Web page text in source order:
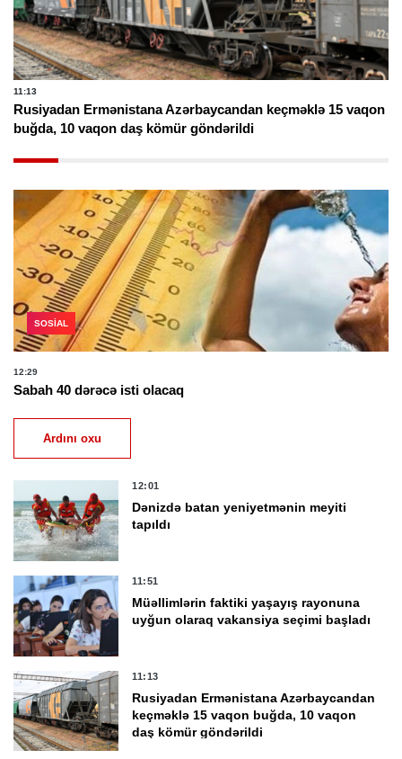
11:13
Rusiyadan Ermənistana Azərbaycandan keçməklə 15 vaqon
buğda, 10 vaqon daş kömür göndərildi
SOSIAL
12:29
Sabah 40 dərəcə isti olacaq
Ardını oxu
12:01
Dənizdə batan yeniyetmənin meyiti
tapıldı
11:51
Müəllimlərin faktiki yaşayış rayonuna
uyğun olaraq vakansiya seçimi başladı
11:13
Rusiyadan Ermənistana Azərbaycandan
keçməklə 15 vaqon buğda, 10 vaqon
daş kömür göndərildi